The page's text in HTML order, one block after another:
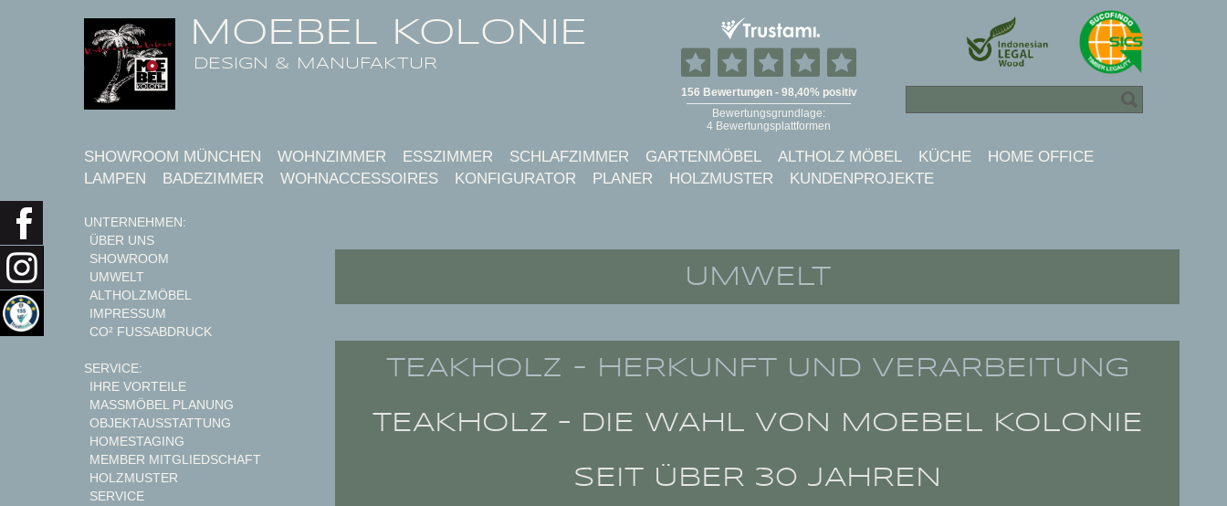
MOEBEL KOLONIE
DESIGN & MANUFAKTUR
SHOWROOM MÜNCHEN WOHNZIMMER ESSZIMMER SCHLAFZIMMER GARTENMÖBEL ALTHOLZ MÖBEL KÜCHE
HOME OFFICE
LAMPEN
BADEZIMMER WOHNACCESSOIRES KONFIGURATOR PLANER HOLZMUSTER KUNDENPROJEKTE
UNTERNEHMEN:
ÜBER UNS
SHOWROOM
UMWELT
ALTHOLZMÖBEL
IMPRESSUM
CO² FUSSABDRUCK
SERVICE:
IHRE VORTEILE
MASSMÖBEL PLANUNG
OBJEKTAUSSTATTUNG
HOMESTAGING
MEMBER MITGLIEDSCHAFT
HOLZMUSTER
SERVICE
UMWELT
TEAKHOLZ - HERKUNFT UND VERARBEITUNG
TEAKHOLZ – DIE WAHL VON MOEBEL KOLONIE
SEIT ÜBER 30 JAHREN